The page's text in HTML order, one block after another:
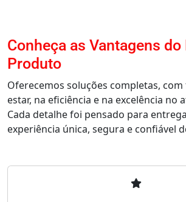
Conheça as Vantagens
Produto
Oferecemos soluções completas,
estar, na eficiência e na excelência no
Cada detalhe foi pensado para
experiência única, segura e confiável